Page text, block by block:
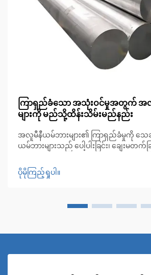
ကြာရှည်ခံသော အသုံးဝင်မှုအတွက် အ
များကို မည်သို့ထိန်းသိမ်းမည်နည်း
အလူမီနီယမ်ဘားများ၏ ကြာရှည်ခံမှုကို သေခ
ယမ်ဘားများသည် ပေါ့ပါးခြင်း၊ ချေးမတက်
အလူမီနီယမ်ဘားများ၏ ခိုင်ခံ့မှုနှင့် စွမ်းဆေ
ရန်အတွက် သင့်တော်သော ထိန်းသိမ်းမှုများ ပ
ပိုမိုကြည့်ရှုပါ။